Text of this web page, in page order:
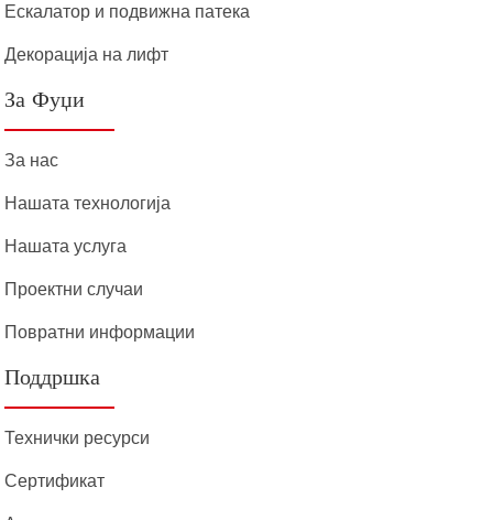
Ескалатор и подвижна патека
Декорација на лифт
За Фуџи
За нас
Нашата технологија
Нашата услуга
Проектни случаи
Повратни информации
Поддршка
Технички ресурси
Сертификат